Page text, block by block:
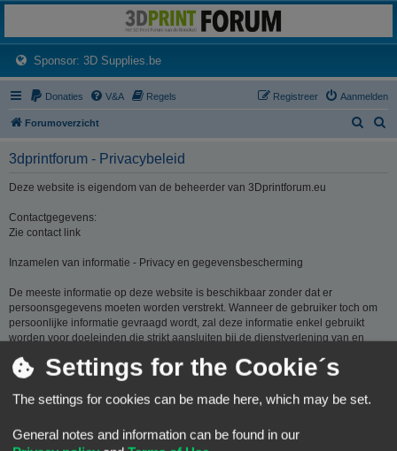
Het 3D print forum van de Benelux na de sluiting van 3dprintforum.nl
Sponsor: 3D Supplies.be(Opens a new tab)
Donaties V&A Regels Aanmelden
Registreer
Forumoverzicht
3dprintforum - Privacybeleid
Deze website is eigendom van de beheerder van 3Dprintforum.eu
Contactgegevens:
Zie contact link
Inzamelen van informatie - Privacy en gegevensbescherming
De meeste informatie op deze website is beschikbaar zonder dat er
persoonsgegevens moeten worden verstrekt. Wanneer de gebruiker toch om
persoonlijke informatie gevraagd wordt, zal deze informatie enkel gebruikt
worden voor doeleinden die strikt aansluiten bij de dienstverlening van en
registreren van een account dan wel op basis van haar gerechtvaardigd
belang om diensten te verlenen en u hiervoor te contacteren. De informatie
over u wordt u op verzoek meegedeeld. U kan deze, indien nodig, laten
contact link. Bent u het niet eens met de manier waarop 3DPrintforum.eu uw
gegevens verwerkt, kan u klacht indienen bij de
Settings for the Cookie´s
The settings for cookies can be made here, which may be set.
General notes and information can be found in our